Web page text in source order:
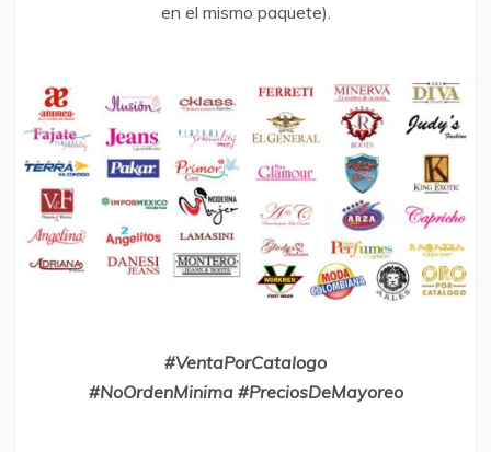
en el mismo paquete).
#VentaPorCatalogo
#NoOrdenMinima #PreciosDeMayoreo